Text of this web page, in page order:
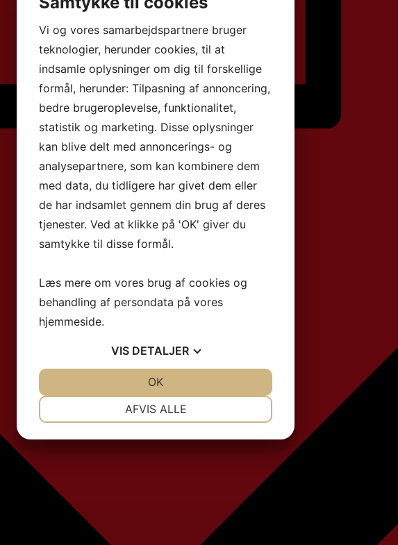
Vi og vores samarbejdspartnere bruger
teknologier, herunder cookies, til at
indsamle oplysninger om dig til forskellige
formål, herunder: Tilpasning af annoncering,
bedre brugeroplevelse, funktionalitet,
statistik og marketing. Disse oplysninger
kan blive delt med annoncerings- og
analysepartnere, som kan kombinere dem
med data, du tidligere har givet dem eller
de har indsamlet gennem din brug af deres
tjenester. Ved at klikke på 'OK' giver du
samtykke til disse formål.
Læs mere om vores brug af cookies og
behandling af persondata på vores
hjemmeside.
VIS DETALJER
AFVIS ALLE
OK